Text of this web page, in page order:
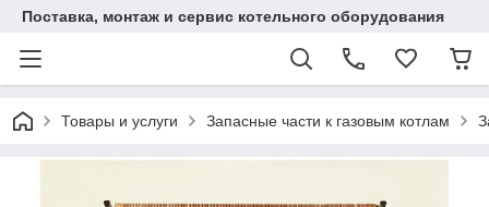
Поставка, монтаж и сервис котельного оборудования
Товары и услуги Запасные части к газовым котлам